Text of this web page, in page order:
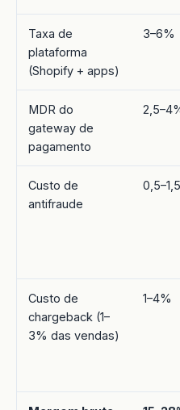
Taxa de
plataforma
(Shopify + apps)
3–6%
MDR do
gateway de
pagamento
Custo de
antifraude
Custo de
chargeback (1–
3% das vendas)
1–4%